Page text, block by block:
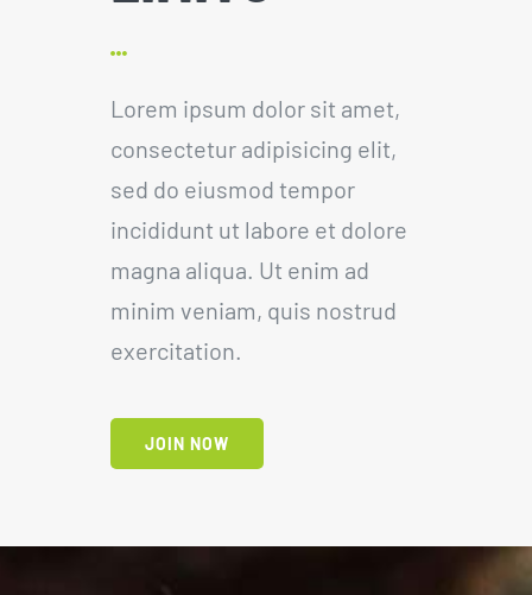
Lorem ipsum dolor sit amet,
consectetur adipisicing elit,
sed do eiusmod tempor
incididunt ut labore et dolore
magna aliqua. Ut enim ad
minim veniam, quis nostrud
exercitation.
JOIN NOW